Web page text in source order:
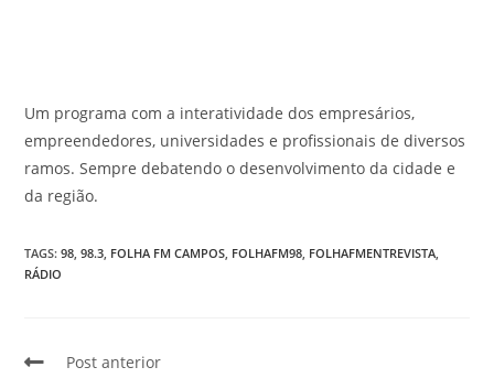
Um programa com a interatividade dos empresários,
empreendedores, universidades e profissionais de diversos
ramos. Sempre debatendo o desenvolvimento da cidade e
da região.
TAGS:98 98.3 FOLHA FM CAMPOS FOLHAFM98 FOLHAFMENTREVISTA
RÁDIO
Post anterior